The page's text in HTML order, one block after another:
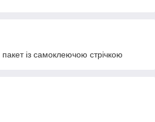
із самоклеючою стрічкою